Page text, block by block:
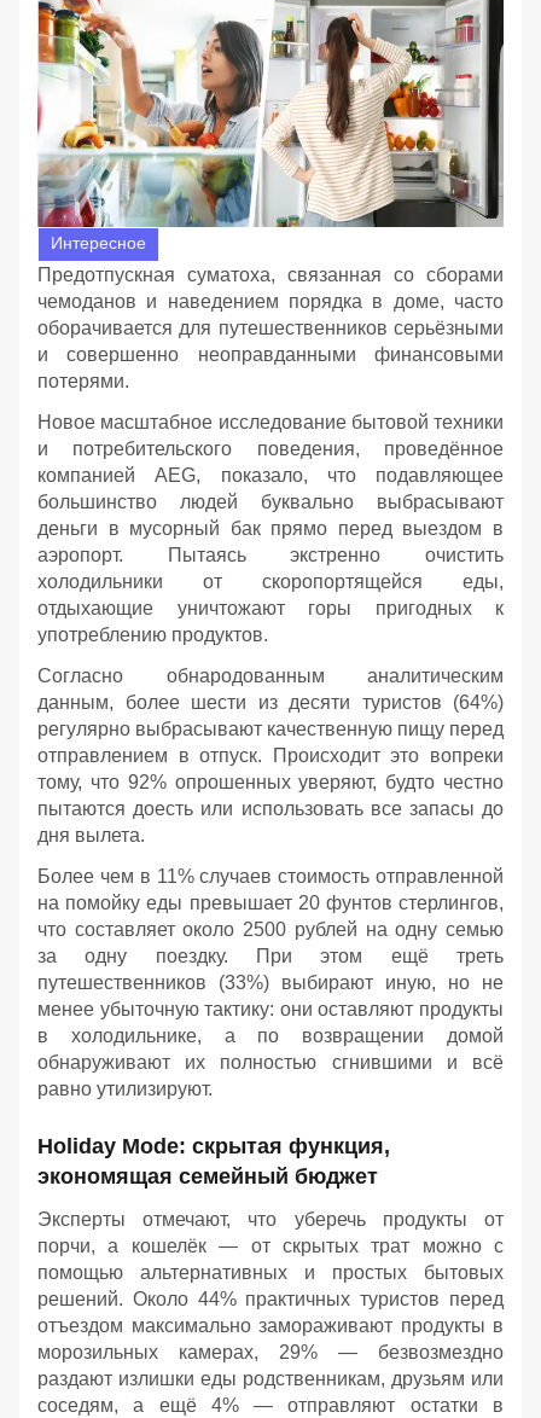
Интересное
Предотпускная суматоха, связанная со сборами
чемоданов и наведением порядка в доме, часто
оборачивается для путешественников серьёзными
и совершенно неоправданными финансовыми
потерями.
Новое масштабное исследование бытовой техники
и потребительского поведения, проведённое
компанией AEG, показало, что подавляющее
большинство людей буквально выбрасывают
деньги в мусорный бак прямо перед выездом в
аэропорт. Пытаясь экстренно очистить
холодильники от скоропортящейся еды,
отдыхающие уничтожают горы пригодных к
употреблению продуктов.
Согласно обнародованным аналитическим
данным, более шести из десяти туристов (64%)
регулярно выбрасывают качественную пищу перед
отправлением в отпуск. Происходит это вопреки
тому, что 92% опрошенных уверяют, будто честно
пытаются доесть или использовать все запасы до
дня вылета.
Более чем в 11% случаев стоимость отправленной
на помойку еды превышает 20 фунтов стерлингов,
что составляет около 2500 рублей на одну семью
за одну поездку. При этом ещё треть
путешественников (33%) выбирают иную, но не
менее убыточную тактику: они оставляют продукты
в холодильнике, а по возвращении домой
обнаруживают их полностью сгнившими и всё
равно утилизируют.
Holiday Mode: скрытая функция,
экономящая семейный бюджет
Эксперты отмечают, что уберечь продукты от
порчи, а кошелёк — от скрытых трат можно с
помощью альтернативных и простых бытовых
решений. Около 44% практичных туристов перед
отъездом максимально замораживают продукты в
морозильных камерах, 29% — безвозмездно
раздают излишки еды родственникам, друзьям или
соседям, а ещё 4% — отправляют остатки в